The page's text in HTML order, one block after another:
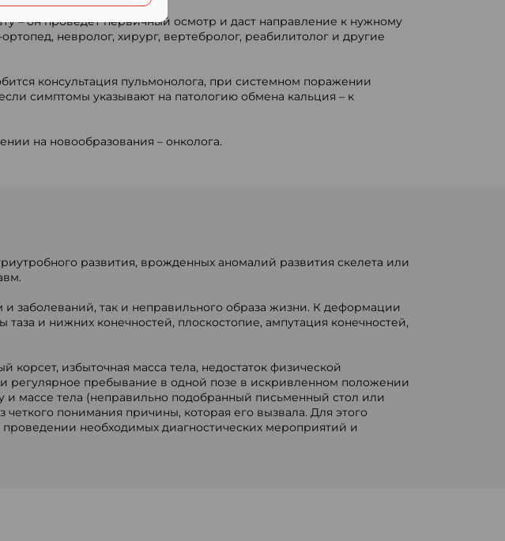
– он проведет первичный осмотр и даст направление к нужному
невролог, хирург, вертебролог, реабилитолог и другие
консультация пульмонолога, при системном поражении
симптомы указывают на патологию обмена кальция – к
на новообразования – онколога.
развития, врожденных аномалий развития скелета или
заболеваний, так и неправильного образа жизни. К деформации
и нижних конечностей, плоскостопие, ампутация конечностей,
избыточная масса тела, недостаток физической
регулярное пребывание в одной позе в искривленном положении
и массе тела (неправильно подобранный письменный стол или
понимания причины, которая его вызвала. Для этого
необходимых диагностических мероприятий и